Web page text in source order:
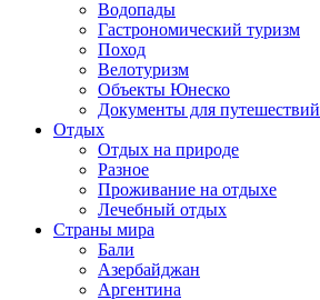
Водопады
Гастрономический туризм
Поход
Велотуризм
Объекты Юнеско
Документы для путешествий
Отдых
Отдых на природе
Разное
Проживание на отдыхе
Лечебный отдых
Страны мира
Бали
Азербайджан
Аргентина